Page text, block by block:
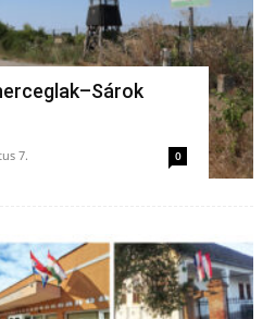
7. 0